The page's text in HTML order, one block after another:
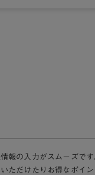
報の入力がスムーズです
ただけたりお得なポイン